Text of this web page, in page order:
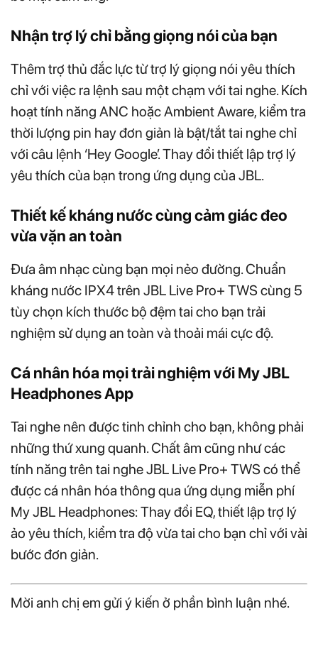
Nhận trợ lý chỉ bằng giọng nói của bạn
Thêm trợ thủ đắc lực từ trợ lý giọng nói yêu thích
chỉ với việc ra lệnh sau một chạm với tai nghe. Kích
hoạt tính năng ANC hoặc Ambient Aware, kiểm tra
thời lượng pin hay đơn giản là bật/tắt tai nghe chỉ
với câu lệnh ‘Hey Google’. Thay đổi thiết lập trợ lý
yêu thích của bạn trong ứng dụng của JBL.
Thiết kế kháng nước cùng cảm giác đeo
vừa vặn an toàn
Đưa âm nhạc cùng bạn mọi nẻo đường. Chuẩn
kháng nước IPX4 trên JBL Live Pro+ TWS cùng 5
tùy chọn kích thước bộ đệm tai cho bạn trải
nghiệm sử dụng an toàn và thoải mái cực độ.
Cá nhân hóa mọi trải nghiệm với My JBL
Headphones App
Tai nghe nên được tinh chỉnh cho bạn, không phải
những thứ xung quanh. Chất âm cũng như các
tính năng trên tai nghe JBL Live Pro+ TWS có thể
được cá nhân hóa thông qua ứng dụng miễn phí
My JBL Headphones: Thay đổi EQ, thiết lập trợ lý
ảo yêu thích, kiểm tra độ vừa tai cho bạn chỉ với vài
bước đơn giản.
Mời anh chị em gửi ý kiến ở phần bình luận nhé.